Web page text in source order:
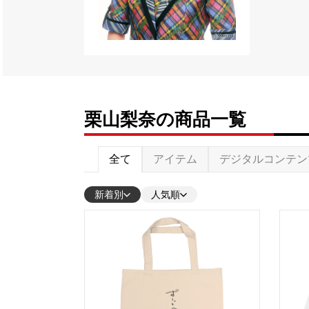
栗山梨奈の商品一覧
全て アイテム デジタルコンテ
新着別 人気順